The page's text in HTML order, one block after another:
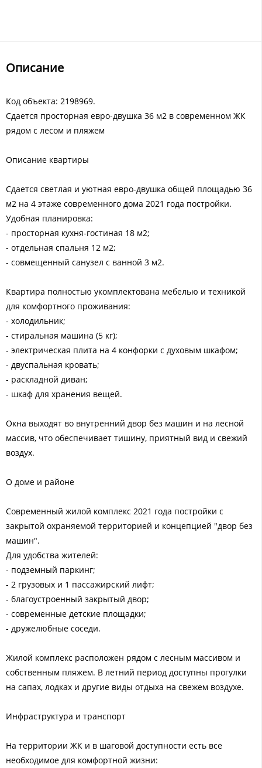
Описание
Код объекта: 2198969.
Сдается просторная евро-двушка 36 м2 в современном ЖК
рядом с лесом и пляжем
Описание квартиры
Сдается светлая и уютная евро-двушка общей площадью 36
м2 на 4 этаже современного дома 2021 года постройки.
Удобная планировка:
- просторная кухня-гостиная 18 м2;
- отдельная спальня 12 м2;
- совмещенный санузел с ванной 3 м2.
Квартира полностью укомплектована мебелью и техникой
для комфортного проживания:
- холодильник;
- стиральная машина (5 кг);
- электрическая плита на 4 конфорки с духовым шкафом;
- двуспальная кровать;
- раскладной диван;
- шкаф для хранения вещей.
Окна выходят во внутренний двор без машин и на лесной
массив, что обеспечивает тишину, приятный вид и свежий
воздух.
О доме и районе
Современный жилой комплекс 2021 года постройки с
закрытой охраняемой территорией и концепцией "двор без
машин".
Для удобства жителей:
- подземный паркинг;
- 2 грузовых и 1 пассажирский лифт;
- благоустроенный закрытый двор;
- современные детские площадки;
- дружелюбные соседи.
Жилой комплекс расположен рядом с лесным массивом и
собственным пляжем. В летний период доступны прогулки
на сапах, лодках и другие виды отдыха на свежем воздухе.
Инфраструктура и транспорт
На территории ЖК и в шаговой доступности есть все
необходимое для комфортной жизни: